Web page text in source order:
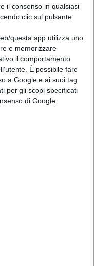
il consenso in qualsiasi
clic sul pulsante
questa app utilizza uno
e memorizzare
il comportamento
È possibile fare
a Google e ai suoi tag
per gli scopi specificati
di Google.